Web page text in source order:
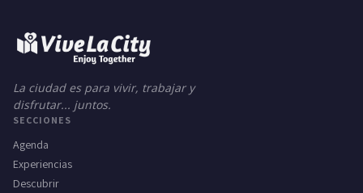
La ciudad es para vivir, trabajar y
disfrutar... juntos.
SECCIONES
Agenda
Experiencias
Descubrir